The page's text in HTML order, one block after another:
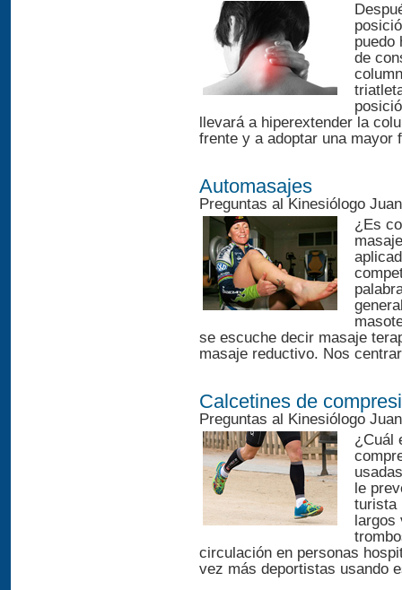
puedo
de
llevará a hiperextender la
frente y a adoptar una mayor
Automasajes
Preguntas al Kinesiólogo
¿Es
se escuche decir masaje
masaje reductivo. Nos
Calcetines de
Preguntas al Kinesiólogo
¿Cuál
le
turista
largos
circulación en personas
vez más deportistas usando